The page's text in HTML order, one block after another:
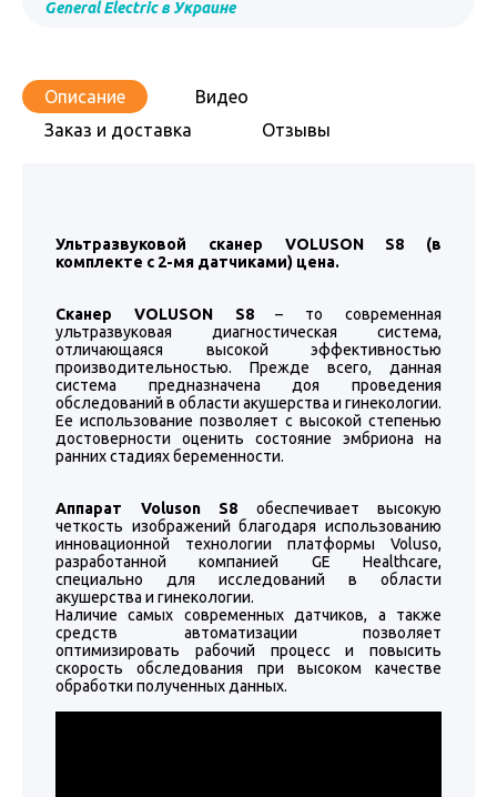
General Electric в Украине
Описание
Видео
Заказ и доставка
Отзывы
Ультразвуковой сканер VOLUSON S8 (в
комплекте с 2-мя датчиками) цена.
Сканер VOLUSON S8– то современная
ультразвуковая диагностическая система,
отличающаяся высокой эффективностью
производительностью. Прежде всего, данная
система предназначена доя проведения
обследований в области акушерства и гинекологии.
Ее использование позволяет с высокой степенью
достоверности оценить состояние эмбриона на
ранних стадиях беременности.
Аппарат Voluson S8 обеспечивает высокую
четкость изображений благодаря использованию
инновационной технологии платформы Voluso,
разработанной компанией GE Healthcare,
специально для исследований в области
акушерства и гинекологии.
Наличие самых современных датчиков, а также
средств автоматизации позволяет
оптимизировать рабочий процесс и повысить
скорость обследования при высоком качестве
обработки полученных данных.